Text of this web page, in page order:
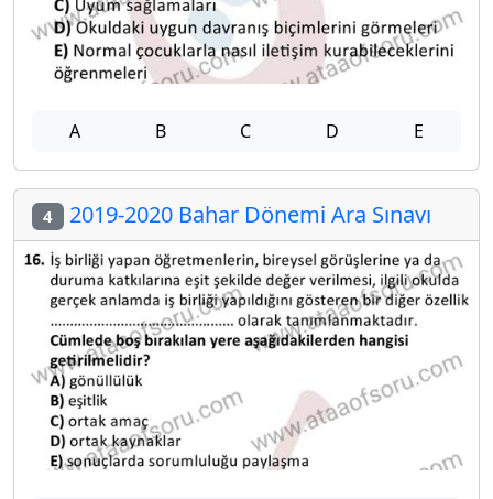
A B C D E
4 2019-2020 Bahar Dönemi Ara Sınavı